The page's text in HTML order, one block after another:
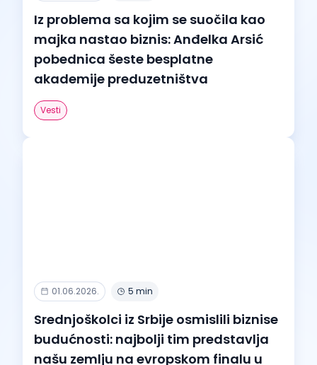
Iz problema sa kojim se suočila kao
majka nastao biznis: Anđelka Arsić
pobednica šeste besplatne
akademije preduzetništva
Vesti
01.06.2026. 5 min
Srednjoškolci iz Srbije osmislili biznise
budućnosti: najbolji tim predstavlja
našu zemlju na evropskom finalu u